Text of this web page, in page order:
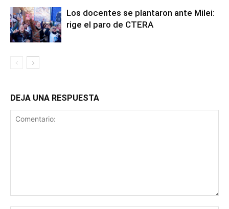
Los docentes se plantaron ante Milei:
rige el paro de CTERA
DEJA UNA RESPUESTA